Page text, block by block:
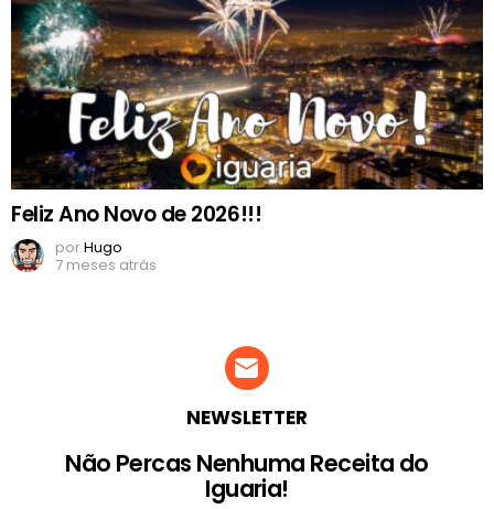
Feliz Ano Novo de 2026!!!
porHugo
7 meses atrás
NEWSLETTER
Não Percas Nenhuma Receita do
Iguaria!